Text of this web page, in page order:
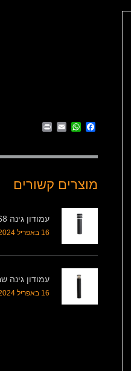
Facebook
WhatsApp
Email
מוצרים קשורים
עמודון גינה 525568
16 באפריל 2024
עמודון גינה שחור
16 באפריל 2024